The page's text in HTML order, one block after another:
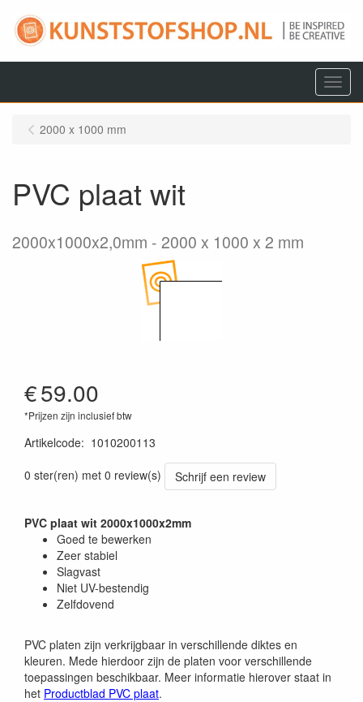
Menu
2000 x 1000 mm
PVC plaat wit
2000x1000x2,0mm 2000 x 1000 x 2 mm
€59.00
*Prijzen zijn inclusief btw
Artikelcode: 1010200113
0 ster(ren) met 0 review(s)
Schrijf een review
PVC plaat wit 2000x1000x2mm
Goed te bewerken
Zeer stabiel
Slagvast
Niet UV-bestendig
Zelfdovend
PVC platen zijn verkrijgbaar in verschillende diktes en
kleuren. Mede hierdoor zijn de platen voor verschillende
toepassingen beschikbaar. Meer informatie hierover staat in
het Productblad PVC plaat.